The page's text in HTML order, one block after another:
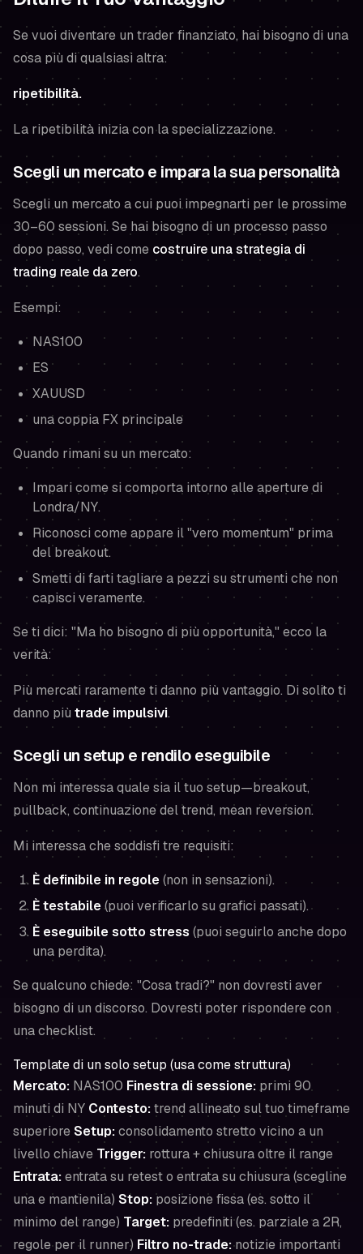
Se vuoi diventare un trader finanziato, hai bisogno di una
cosa più di qualsiasi altra:
ripetibilità.
La ripetibilità inizia con la specializzazione.
Scegli un mercato e impara la sua personalità
Scegli un mercato a cui puoi impegnarti per le prossime
30–60 sessioni. Se hai bisogno di un processo passo
dopo passo, vedi come costruire una strategia di
trading reale da zero.
Esempi:
NAS100
ES
XAUUSD
una coppia FX principale
Quando rimani su un mercato:
Impari come si comporta intorno alle aperture di
Londra/NY.
Riconosci come appare il "vero momentum" prima
del breakout.
Smetti di farti tagliare a pezzi su strumenti che non
capisci veramente.
Se ti dici: "Ma ho bisogno di più opportunità," ecco la
verità:
Più mercati raramente ti danno più vantaggio. Di solito ti
danno più trade impulsivi.
Scegli un setup e rendilo eseguibile
Non mi interessa quale sia il tuo setup—breakout,
pullback, continuazione del trend, mean reversion.
Mi interessa che soddisfi tre requisiti:
È definibile in regole(non in sensazioni).
È testabile(puoi verificarlo su grafici passati).
È eseguibile sotto stress (puoi seguirlo anche dopo
una perdita).
Se qualcuno chiede: "Cosa tradi?" non dovresti aver
bisogno di un discorso. Dovresti poter rispondere con
una checklist.
Template di un solo setup (usa come struttura)
Mercato: NAS100 Finestra di sessione:primi 90
minuti di NY Contesto:trend allineato sul tuo timeframe
superioreSetup:consolidamento stretto vicino a un
livello chiave Trigger: rottura + chiusura oltre il range
Entrata:entrata su retesto entrata su chiusura (scegline
una e mantienila) Stop:posizione fissa (es. sotto il
minimo del range) Target: predefiniti (es. parziale a 2R,
regole per il runner) Filtro no-trade:notizie importanti